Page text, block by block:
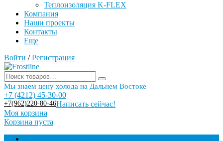
Теплоизоляция K-FLEX
Компания
Наши проекты
Контакты
Еще
Войти / Регистрация
Мы знаем цену холода на Дальнем Востоке
+7 (4212) 45-30-00
+7(962)220-80-46Написать сейчас!
Моя корзина
Корзина пуста